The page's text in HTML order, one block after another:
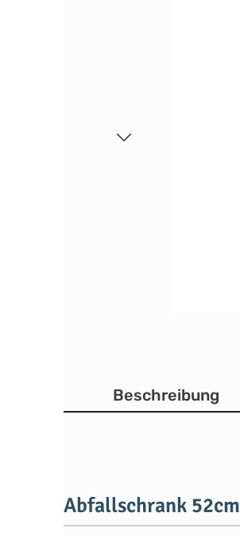
Beschreibung
Abfallschrank 52cm